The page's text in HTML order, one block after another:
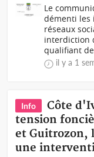
Le
démenti les
réseaux
interdiction
qualifiant
il y a 1
Info
Côte
tension
et Guitrozon,
une